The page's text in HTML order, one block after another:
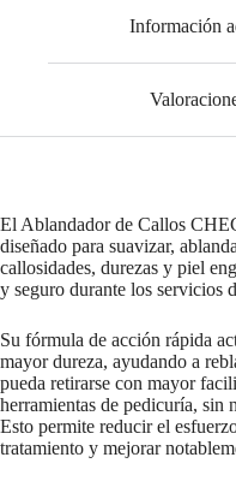
Información
El Ablandador de Callos
diseñado para suavizar,
callosidades, durezas y piel
y seguro durante los servicios
Su fórmula de acción rápida
mayor dureza, ayudando a
pueda retirarse con mayor
herramientas de pedicuría, sin
Esto permite reducir el
tratamiento y mejorar